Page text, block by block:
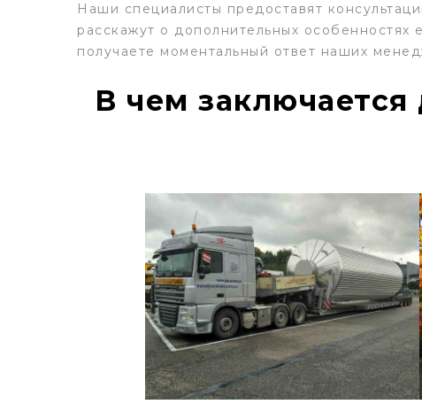
Наши специалисты предоставят
расскажут о дополнительных
получаете моментальный ответ наших
В чем заключается